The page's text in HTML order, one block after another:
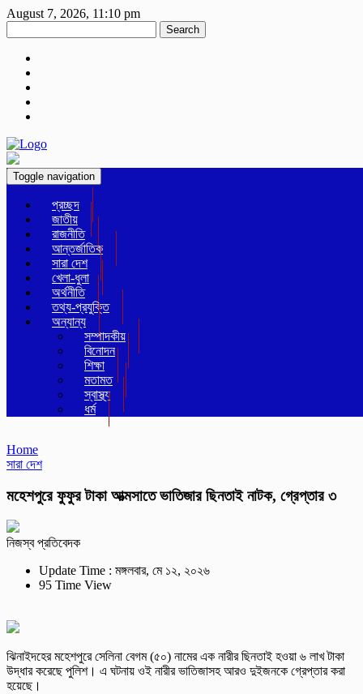
August 7, 2026, 11:10 pm
Search
Toggle navigation
প্রচ্ছদ
জাতীয়
রাজনীতি
আন্তর্জাতিক
সারা দেশ
খেলা-ধুলা
অর্থনীতি
তথ্য-প্রযুক্তি
অন্যান্য
সম্পাদকীয়
বিনোদন
শিক্ষা
মতামত
স্বাস্থ্য
ধর্ম
Home
সারা দেশ
মহেশপুরে ফুফুর টাকা আত্মসাতে ভাতিজার ছিনতাই নাটক, গ্রেপ্তার ৩
নিজস্ব প্রতিবেদক
Update Time : মঙ্গলবার, মে ১২, ২০২৬
95 Time View
ঝিনাইদহের মহেশপুরে সেলিনা বেগম (৫০) নামের এক নারীর ছিনতাই হওয়া ৬ লাখ টাকা
উদ্ধার করেছে পুলিশ। এ ঘটনায় ওই নারীর ভাতিজাসহ আরও দুইজনকে গ্রেপ্তার করা
হয়েছে।